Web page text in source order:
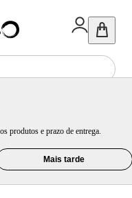
produtos e prazo de entrega.
Mais tarde